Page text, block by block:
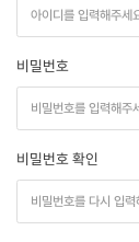
비밀번호
비밀번호 확인